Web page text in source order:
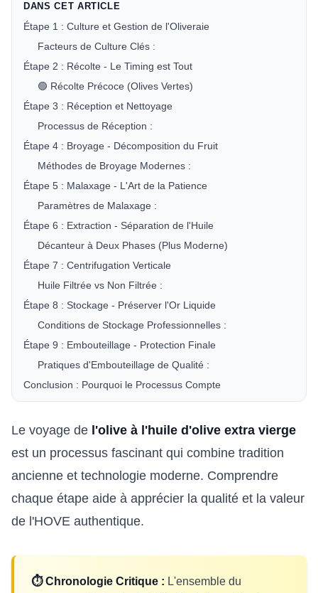
DANS CET ARTICLE
Étape 1 : Culture et Gestion de l'Oliveraie
Facteurs de Culture Clés :
Étape 2 : Récolte - Le Timing est Tout
🟢 Récolte Précoce (Olives Vertes)
Étape 3 : Réception et Nettoyage
Processus de Réception :
Étape 4 : Broyage - Décomposition du Fruit
Méthodes de Broyage Modernes :
Étape 5 : Malaxage - L'Art de la Patience
Paramètres de Malaxage :
Étape 6 : Extraction - Séparation de l'Huile
Décanteur à Deux Phases (Plus Moderne)
Étape 7 : Centrifugation Verticale
Huile Filtrée vs Non Filtrée :
Étape 8 : Stockage - Préserver l'Or Liquide
Conditions de Stockage Professionnelles :
Étape 9 : Embouteillage - Protection Finale
Pratiques d'Embouteillage de Qualité :
Conclusion : Pourquoi le Processus Compte
Le voyage de l'olive à l'huile d'olive extra vierge
est un processus fascinant qui combine tradition
ancienne et technologie moderne. Comprendre
chaque étape aide à apprécier la qualité et la valeur
de l'HOVE authentique.
⏱️ Chronologie Critique : L'ensemble du